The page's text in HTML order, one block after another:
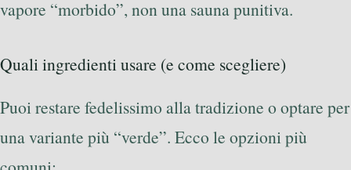
vapore “morbido”, non una sauna punitiva.
Quali ingredienti usare (e come scegliere)
Puoi restare fedelissimo alla tradizione o optare per
una variante più “verde”. Ecco le opzioni più